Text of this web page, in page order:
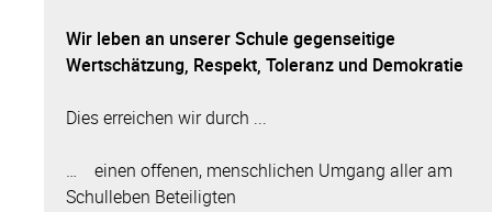
Wir leben an unserer Schule gegenseitige
Wertschätzung, Respekt, Toleranz und Demokratie
Dies erreichen wir durch ...
… einen offenen, menschlichen Umgang aller am
Schulleben Beteiligten